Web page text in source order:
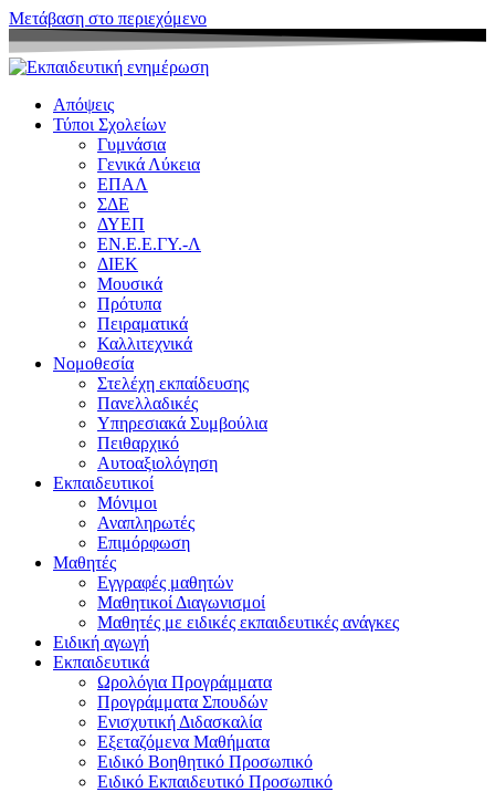
Μετάβαση στο περιεχόμενο
Απόψεις
Τύποι Σχολείων
Γυμνάσια
Γενικά Λύκεια
ΕΠΑΛ
ΣΔΕ
ΔΥΕΠ
ΕΝ.Ε.Ε.ΓΥ.-Λ
ΔΙΕΚ
Μουσικά
Πρότυπα
Πειραματικά
Καλλιτεχνικά
Νομοθεσία
Στελέχη εκπαίδευσης
Πανελλαδικές
Υπηρεσιακά Συμβούλια
Πειθαρχικό
Αυτοαξιολόγηση
Εκπαιδευτικοί
Μόνιμοι
Αναπληρωτές
Επιμόρφωση
Μαθητές
Εγγραφές μαθητών
Μαθητικοί Διαγωνισμοί
Μαθητές με ειδικές εκπαιδευτικές ανάγκες
Ειδική αγωγή
Εκπαιδευτικά
Ωρολόγια Προγράμματα
Προγράμματα Σπουδών
Ενισχυτική Διδασκαλία
Εξεταζόμενα Μαθήματα
Ειδικό Βοηθητικό Προσωπικό
Ειδικό Εκπαιδευτικό Προσωπικό